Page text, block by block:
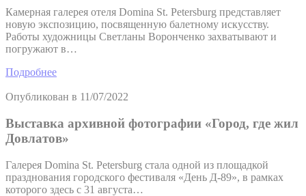
Камерная галерея отеля Domina St. Petersburg представляет
новую экспозицию, посвященную балетному искусству.
Работы художницы Светланы Воронченко захватывают и
погружают в…
Подробнее
Опубликован в 11/07/2022
Выставка архивной фотографии «Город, где жил
Довлатов»
Галерея Domina St. Petersburg стала одной из площадкой
празднования городского фестиваля «День Д-89», в рамках
которого здесь с 31 августа…